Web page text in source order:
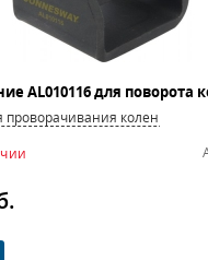
коленвала